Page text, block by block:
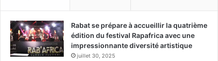
Rabat se prépare à accueillir la quatrième
édition du festival Rapafrica avec une
impressionnante diversité artistique
juillet 30, 2025